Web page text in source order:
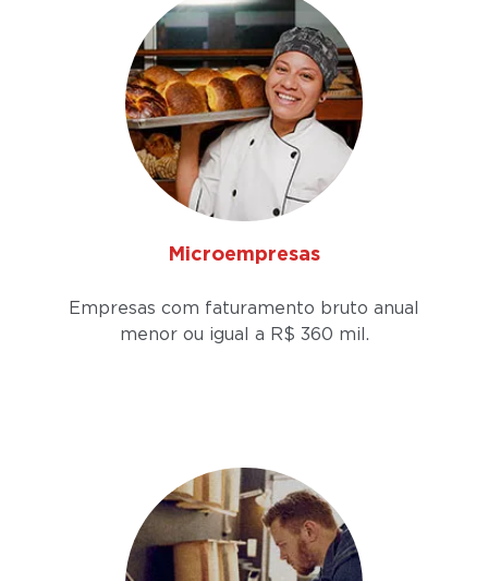
Microempresas
Empresas com faturamento bruto anual
menor ou igual a R$ 360 mil.